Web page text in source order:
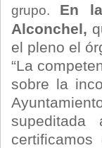
grupo. En
Alconchel,
el pleno el
“La
sobre la